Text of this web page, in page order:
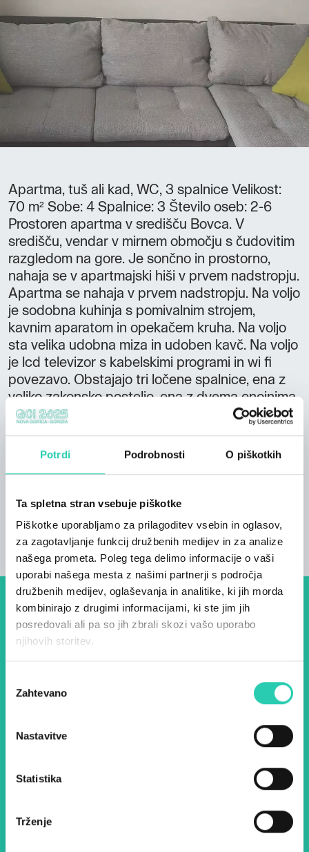
Potrdi Podrobnosti O piškotkih
Ta spletna stran vsebuje piškotke
Piškotke uporabljamo za prilagoditev vsebin in oglasov,
za zagotavljanje funkcij družbenih medijev in za analize
našega prometa. Poleg tega delimo informacije o vaši
uporabi našega mesta z našimi partnerji s področja
družbenih medijev, oglaševanja in analitike, ki jih morda
kombinirajo z drugimi informacijami, ki ste jim jih
posredovali ali pa so jih zbrali skozi vašo uporabo
njihovih storitev.
soglasja
Zahtevano
Nastavitve
Statistika
Trženje
Apartma, tuš ali kad, WC, 3 spalnice Velikost:
70 m² Sobe: 4 Spalnice: 3 Število oseb: 2-6
Prostoren apartma v središču Bovca. V
središču, vendar v mirnem območju s čudovitim
razgledom na gore. Je sončno in prostorno,
nahaja se v apartmajski hiši v prvem nadstropju.
Apartma se nahaja v prvem nadstropju. Na voljo
je sodobna kuhinja s pomivalnim strojem,
kavnim aparatom in opekačem kruha. Na voljo
sta velika udobna miza in udoben kavč. Na voljo
je lcd televizor s kabelskimi programi in wi fi
povezavo. Obstajajo tri ločene spalnice, ena z
veliko zakonsko posteljo, ena z dvema enojnima
posteljama z možnostjo združitve in majhna
je velika z masažno prho. Balkon je na južni
Dogodki, članki in zgodbe iz
evropske prestolnice kulture
– prijavite se na naš novičnik
in ostanite na tekočem z